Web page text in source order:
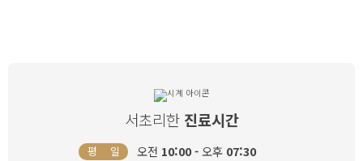
서초리한 진료시간
평 일 오전 10:00 -오후 07:30